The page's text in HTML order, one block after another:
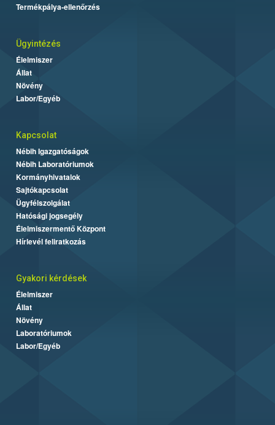
Termékpálya-ellenőrzés
Ügyintézés
Élelmiszer
Állat
Növény
Labor/Egyéb
Kapcsolat
Nébih Igazgatóságok
Nébih Laboratóriumok
Kormányhivatalok
Sajtókapcsolat
Ügyfélszolgálat
Hatósági jogsegély
Élelmiszermentő Központ
Hírlevél feliratkozás
Gyakori kérdések
Élelmiszer
Állat
Növény
Laboratóriumok
Labor/Egyéb